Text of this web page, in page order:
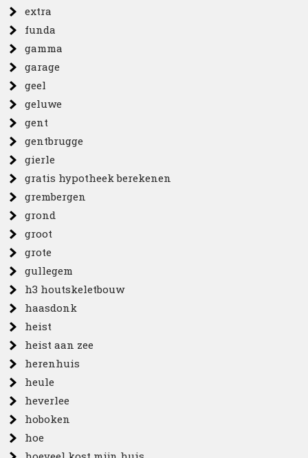
extra
funda
gamma
garage
geel
geluwe
gent
gentbrugge
gierle
gratis hypotheek berekenen
grembergen
grond
groot
grote
gullegem
h3 houtskeletbouw
haasdonk
heist
heist aan zee
herenhuis
heule
heverlee
hoboken
hoe